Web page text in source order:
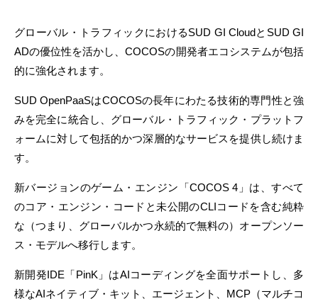
グローバル・トラフィックにおけるSUD GI Cloudと SUD GI
ADの優位性を活かし、COCOSの開発者エコシステムが包括
的に強化されます。
SUD OpenPaaSはCOCOSの長年にわたる技術的専門性と強
みを完全に統合し、グローバル・トラフィック・プラットフ
ォームに対して包括的かつ深層的なサービスを提供し続けま
す。
新バージョンのゲーム・エンジン「COCOS 4 」は、すべて
のコア・エンジン・コードと未公開のCLIコードを含む純粋
な（つまり、グローバルかつ永続的で無料の）オープンソー
ス・モデルへ移行します。
新開発IDE 「PinK 」はAIコーディングを全面サポートし、多
様なAIネイティブ・キット、エージェント、 MCP （マルチコ